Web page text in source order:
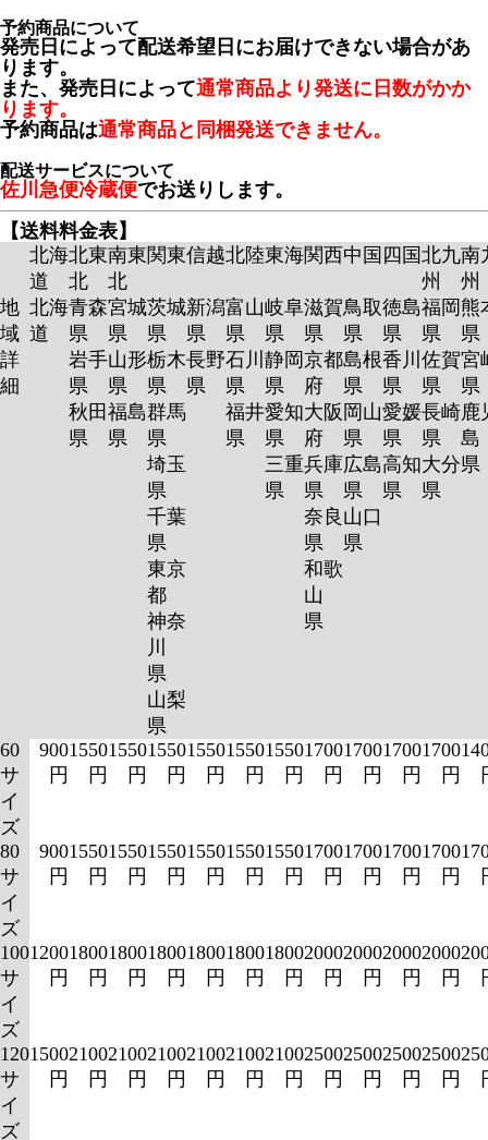
予約商品について
発売日によって配送希望日にお届けできない場合があ
ります。
また、発売日によって通常商品より発送に日数がかか
ります。
予約商品は通常商品と同梱発送できません。
配送サービスについて
佐川急便冷蔵便でお送りします。
【送料料金表】
北海
道
北東
北
南東
北
関東信越北陸東海関西中国 四国北九
州
南
州
地
域
詳
細
北海
道
青森
県
岩手
県
秋田
県
宮城
県
山形
県
福島
県
茨城
県
栃木
県
群馬
県
埼玉
県
千葉
県
東京
都
神奈
川
県
山梨
県
新潟
県
長野
県
富山
県
石川
県
福井
県
岐阜
県
静岡
県
愛知
県
三重
県
滋賀
県
京都
府
大阪
府
兵庫
県
奈良
県
和歌
山
県
鳥取
県
島根
県
岡山
県
広島
県
山口
県
徳島
県
香川
県
愛媛
県
高知
県
福岡
県
佐賀
県
長崎
県
大分
県
熊
宮
鹿
島
60
サ
イ
ズ
900
円
1550
円
1550
円
1550
円
1550
円
1550
円
1550
円
1700
円
1700
円
1700
円
1700
円
80
サ
イ
ズ
900
円
1550
円
1550
円
1550
円
1550
円
1550
円
1550
円
1700
円
1700
円
1700
円
1700
円
100
サ
イ
ズ
1200
円
1800
円
1800
円
1800
円
1800
円
1800
円
1800
円
2000
円
2000
円
2000
円
2000
円
120
サ
イ
ズ
1500
円
2100
円
2100
円
2100
円
2100
円
2100
円
2100
円
2500
円
2500
円
2500
円
2500
円